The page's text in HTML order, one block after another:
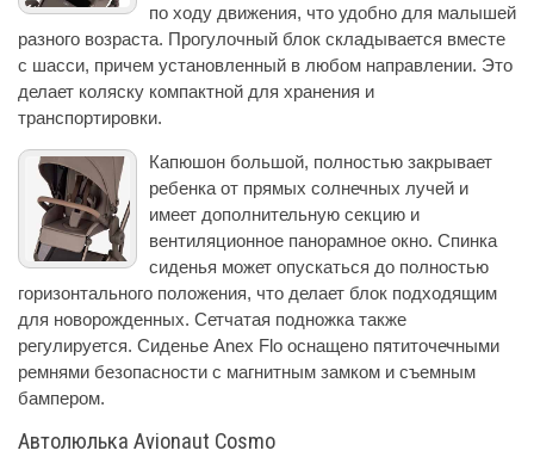
по ходу движения, что удобно для малышей
разного возраста. Прогулочный блок складывается вместе
с шасси, причем установленный в любом направлении. Это
делает коляску компактной для хранения и
транспортировки.
Капюшон большой, полностью закрывает
ребенка от прямых солнечных лучей и
имеет дополнительную секцию и
вентиляционное панорамное окно. Спинка
сиденья может опускаться до полностью
горизонтального положения, что делает блок подходящим
для новорожденных. Сетчатая подножка также
регулируется. Сиденье Anex Flo оснащено пятиточечными
ремнями безопасности с магнитным замком и съемным
бампером.
Автолюлька Avionaut Cosmo